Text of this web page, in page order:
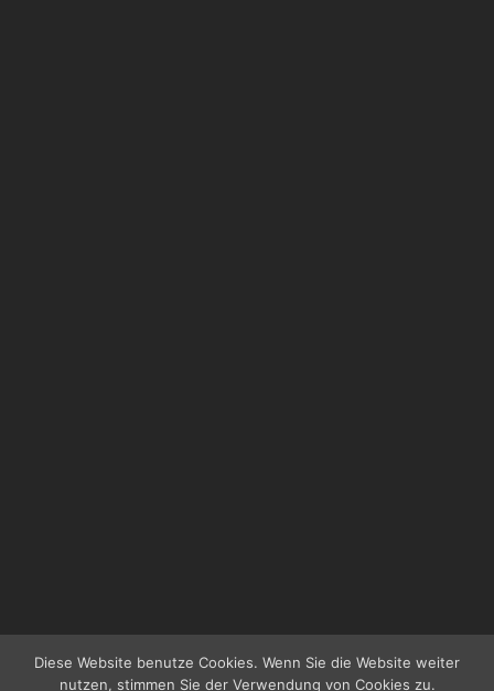
Diese Website benutze Cookies. Wenn Sie die Website weiter
nutzen, stimmen Sie der Verwendung von Cookies zu.